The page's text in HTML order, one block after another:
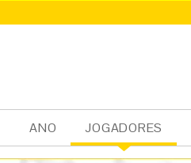
ANO JOGADORES